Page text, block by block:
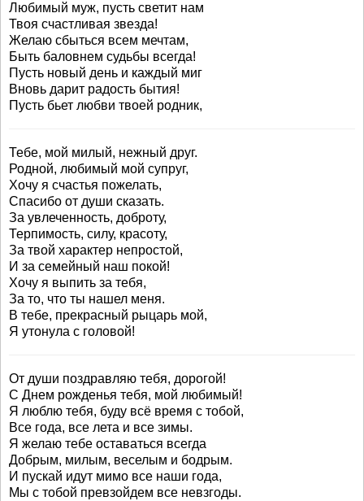
Любимый муж, пусть светит нам
Твоя счастливая звезда!
Желаю сбыться всем мечтам,
Быть баловнем судьбы всегда!
Пусть новый день и каждый миг
Вновь дарит радость бытия!
Пусть бьет любви твоей родник,
Тебе, мой милый, нежный друг.
Родной, любимый мой супруг,
Хочу я счастья пожелать,
Спасибо от души сказать.
За увлеченность, доброту,
Терпимость, силу, красоту,
За твой характер непростой,
И за семейный наш покой!
Хочу я выпить за тебя,
За то, что ты нашел меня.
В тебе, прекрасный рыцарь мой,
Я утонула с головой!
От души поздравляю тебя, дорогой!
С Днем рожденья тебя, мой любимый!
Я люблю тебя, буду всё время с тобой,
Все года, все лета и все зимы.
Я желаю тебе оставаться всегда
Добрым, милым, веселым и бодрым.
И пускай идут мимо все наши года,
Мы с тобой превзойдем все невзгоды.